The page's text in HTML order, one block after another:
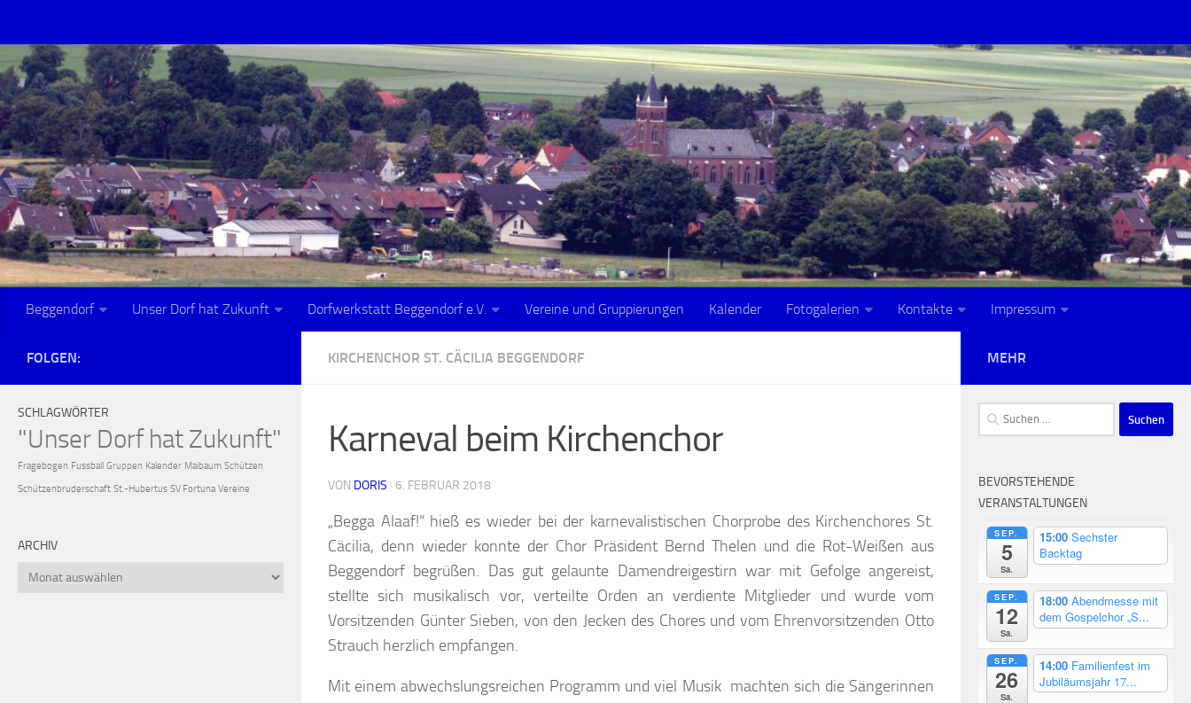
Beggendorf Unser Dorf hat Zukunft Dorfwerkstatt Beggendorf e.V. Vereine und Gruppierungen Kalender Fotogalerien Kontakte Impressum
KIRCHENCHOR ST. CÄCILIA BEGGENDORF
Karneval beim Kirchenchor
VON DORIS · 6. FEBRUAR 2018
„Begga Alaaf!“ hieß es wieder bei der karnevalistischen Chorprobe des Kirchenchores St.
Cäcilia, denn wieder konnte der Chor Präsident Bernd Thelen und die Rot-Weißen aus
Beggendorf begrüßen. Das gut gelaunte Damendreigestirn war mit Gefolge angereist,
stellte sich musikalisch vor, verteilte Orden an verdiente Mitglieder und wurde vom
Vorsitzenden Günter Sieben, von den Jecken des Chores und vom Ehrenvorsitzenden Otto
Strauch herzlich empfangen.
Mit einem abwechslungsreichen Programm und viel Musik machten sich die Sängerinnen
FOLGEN:
SCHLAGWÖRTER
"Unser Dorf hat Zukunft"
Fragebogen Fussball Gruppen Kalender Maibaum Schützen
Schützenbruderschaft St.-Hubertus SV Fortuna Vereine
ARCHIV
Archiv
MEHR
Suchen
nach:
BEVORSTEHENDE
VERANSTALTUNGEN
SEP.
5
Sa.
15:00 Sechster
Backtag
SEP.
12
Sa.
18:00 Abendmesse mit
dem Gospelchor „S...
SEP.
26
Sa.
14:00 Familienfest im
Jubiläumsjahr 17...